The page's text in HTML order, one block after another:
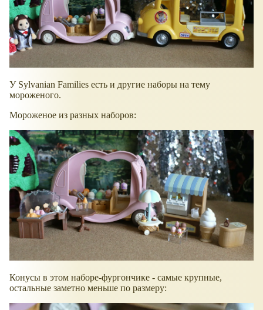
У Sylvanian Families есть и другие наборы на тему
мороженого.
Мороженое из разных наборов:
Конусы в этом наборе-фургончике - самые крупные,
остальные заметно меньше по размеру: